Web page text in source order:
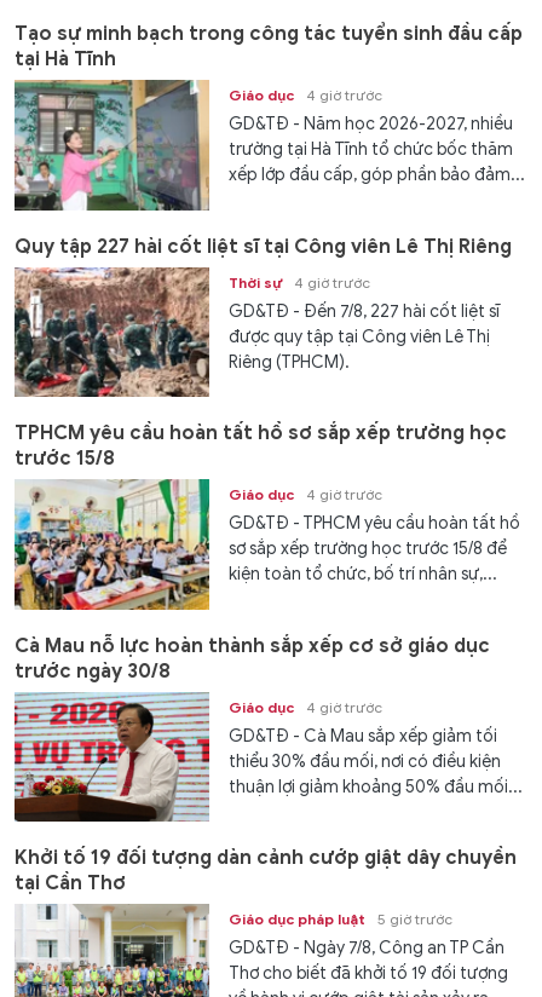
Tạo sự minh bạch trong công tác tuyển sinh đầu cấp
tại Hà Tĩnh
Giáo dục 4 giờ trước
GD&TĐ - Năm học 2026-2027, nhiều
trường tại Hà Tĩnh tổ chức bốc thăm
xếp lớp đầu cấp, góp phần bảo đảm...
Quy tập 227 hài cốt liệt sĩ tại Công viên Lê Thị Riêng
Thời sự 4 giờ trước
GD&TĐ - Đến 7/8, 227 hài cốt liệt sĩ
được quy tập tại Công viên Lê Thị
Riêng (TPHCM).
TPHCM yêu cầu hoàn tất hồ sơ sắp xếp trường học
trước 15/8
Giáo dục 4 giờ trước
GD&TĐ - TPHCM yêu cầu hoàn tất hồ
sơ sắp xếp trường học trước 15/8 để
kiện toàn tổ chức, bố trí nhân sự,...
Cà Mau nỗ lực hoàn thành sắp xếp cơ sở giáo dục
trước ngày 30/8
Giáo dục 4 giờ trước
GD&TĐ - Cà Mau sắp xếp giảm tối
thiểu 30% đầu mối, nơi có điều kiện
thuận lợi giảm khoảng 50% đầu mối...
Khởi tố 19 đối tượng dàn cảnh cướp giật dây chuyền
tại Cần Thơ
Giáo dục pháp luật 5 giờ trước
GD&TĐ - Ngày 7/8, Công an TP Cần
Thơ cho biết đã khởi tố 19 đối tượng